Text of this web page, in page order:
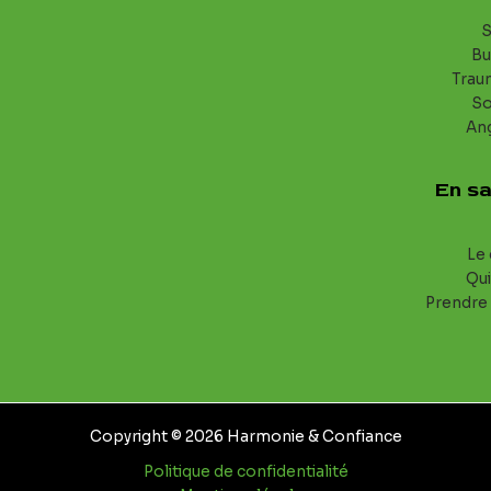
En
Copyright © 2026 Harmonie & Confiance
Politique de confidentialité